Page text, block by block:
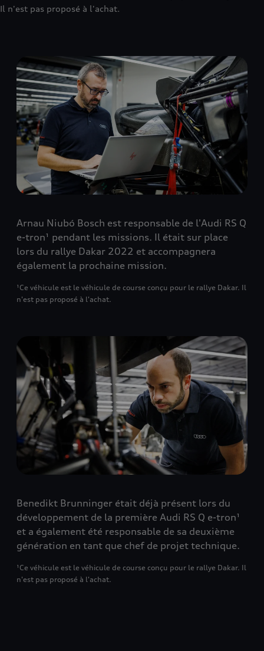
Il n'est pas proposé à l'achat.
Arnau Niubó Bosch est responsable de l'Audi RS Q
e-tron¹ pendant les missions. Il était sur place
lors du rallye Dakar 2022 et accompagnera
également la prochaine mission.
¹Ce véhicule est le véhicule de course conçu pour le rallye Dakar. Il
n'est pas proposé à l'achat.
Benedikt Brunninger était déjà présent lors du
développement de la première Audi RS Q e-tron¹
et a également été responsable de sa deuxième
génération en tant que chef de projet technique.
¹Ce véhicule est le véhicule de course conçu pour le rallye Dakar. Il
n'est pas proposé à l'achat.